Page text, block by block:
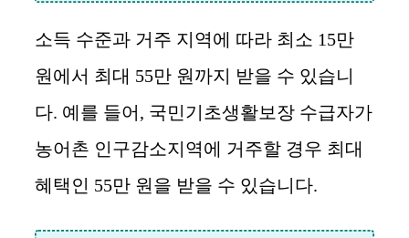
소득 수준과 거주 지역에 따라 최소 15만
원에서 최대 55만 원까지 받을 수 있습니
다. 예를 들어, 국민기초생활보장 수급자가
농어촌 인구감소지역에 거주할 경우 최대
혜택인 55만 원을 받을 수 있습니다.